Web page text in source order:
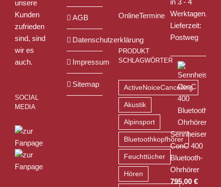
unsere
Kunden
zufrieden
sind, sind
wir es
auch.
SOCIAL
MEDIA
AGB
Datenschutzerklärung
Impressum
Sitemap
OnlineTermine
PRODUKT
SCHLAGWÖRTER
ActiveNoiceCancelling
Akustik
Alpinsport
Bluetoothkopfhörer
Feuchttücher
Hören
in 3 - 4
Werktagen,
Lieferzeit:
Postweg
Sennheiser
ConC 400
Bluetooth-
Ohrhörer
795,00 €